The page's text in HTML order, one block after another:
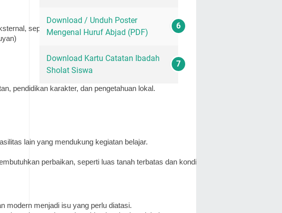
seperti:
pendidikan karakter, dan pengetahuan lokal.
lain yang mendukung kegiatan belajar.
perbaikan, seperti luas tanah terbatas dan kondisi ruang yang
modern menjadi isu yang perlu diatasi.
Download / Unduh Poster
Mengenal Huruf Abjad (PDF)
Download Kartu Catatan Ibadah
Sholat Siswa